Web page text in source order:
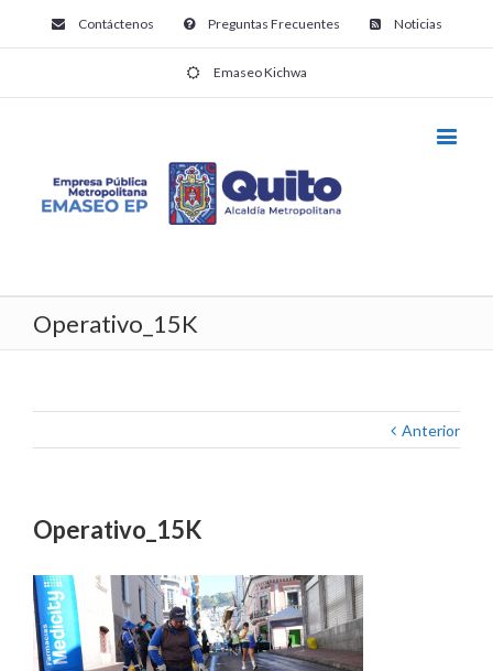
Contáctenos Preguntas Frecuentes Noticias
Emaseo Kichwa
Operativo_15K
Anterior
Operativo_15K